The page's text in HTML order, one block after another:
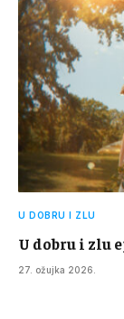
U DOBRU I ZLU
U dobru i zlu
27. ožujka 2026.